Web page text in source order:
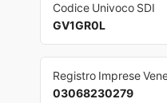
Codice Univoco SDI
GV1GR0L
Registro Imprese
03068230279